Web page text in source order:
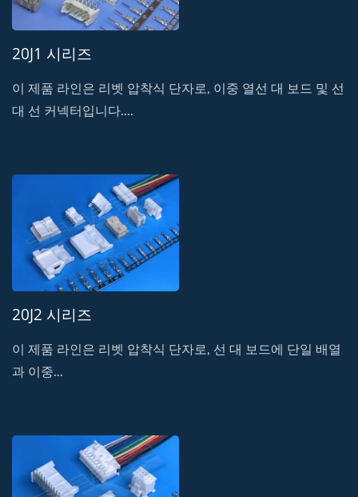
20J1 시리즈
이 제품 라인은 리벳 압착식 단자로, 이중 열선 대 보드 및 선
대 선 커넥터입니다....
20J2 시리즈
이 제품 라인은 리벳 압착식 단자로, 선 대 보드에 단일 배열
과 이중...